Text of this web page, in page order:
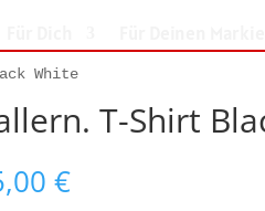
White
T-Shirt
€